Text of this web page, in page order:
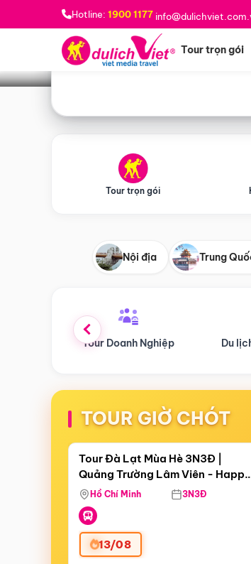
Hotline: 1900 1177
Tour trọn gói
Bạn muốn đi đâu? *
Tour trọn gói
Nội địa Trung
Du lịch Hành Hương Tour
TOUR GIỜ CHÓT
Còn06 ngày 20:13:42
Điểm nổi bật
Tour Đà Lạt Mùa Hè 3N3Đ |
Quảng Trường Lâm Viên - Happy
Hill - Puppy Farm
Hồ Chí Minh 3N3Đ
13/08